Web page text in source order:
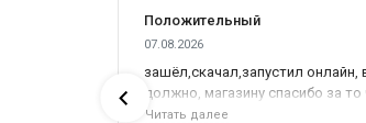
Положительный
07.08.2026
зашёл,скачал,запустил онлайн,
должно, магазину спасибо за
наше время,нервы и деньги,
Читать далее